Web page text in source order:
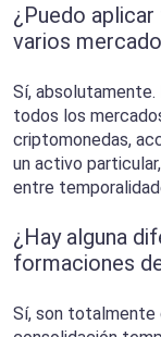
¿Puedo
varios
Sí, absolutamente.
todos los
criptomonedas,
un activo
entre
¿Hay alguna
formaciones
Sí, son totalmente